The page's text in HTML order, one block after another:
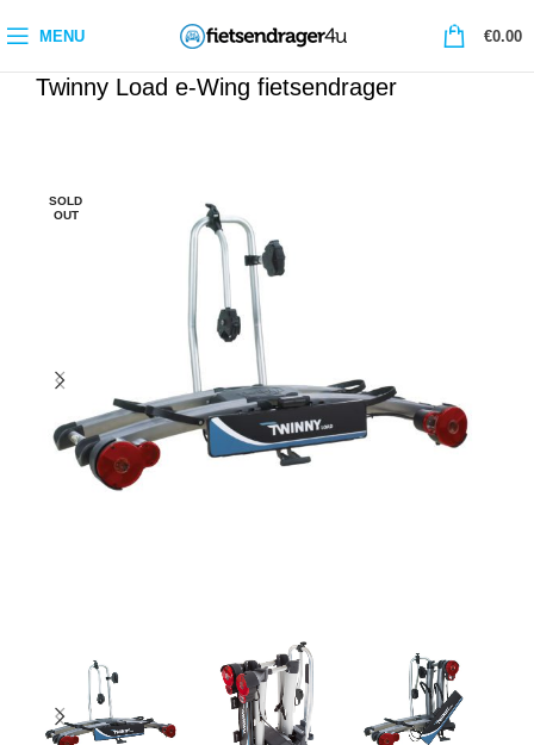
MENU
0
€0.00
Twinny Load e-Wing fietsendrager
SOLD
OUT